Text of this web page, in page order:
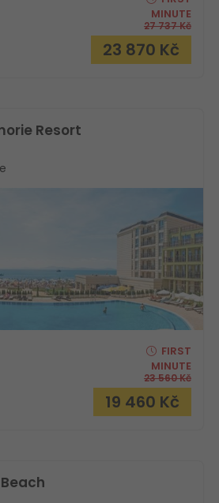
MINUTE
27 737Kč
23 870 Kč
Resort
FIRST
MINUTE
23 560Kč
19 460 Kč